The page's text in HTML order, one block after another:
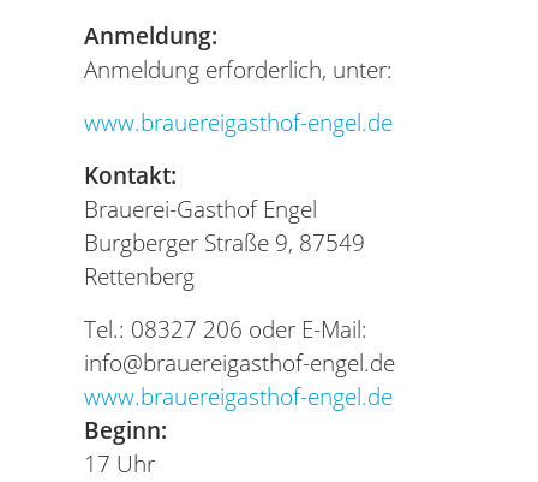
Anmeldung:
Anmeldung erforderlich, unter:
www.brauereigasthof-engel.de
Kontakt:
Brauerei-Gasthof Engel
Burgberger Straße 9, 87549
Rettenberg
Tel.: 08327 206 oder E-Mail:
info@brauereigasthof-engel.de
www.brauereigasthof-engel.de
Beginn:
17 Uhr